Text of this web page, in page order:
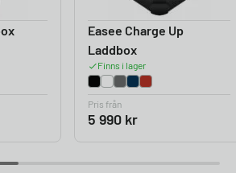
Easee Charge Up
Laddbox
Finns i lager
Pris från
5 990 kr